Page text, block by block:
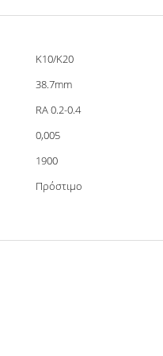
K10/K20
38.7mm
RA 0.2-0.4
0,005
1900
Πρόστιμο